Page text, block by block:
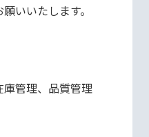
いいたします。
庫管理、品質管理